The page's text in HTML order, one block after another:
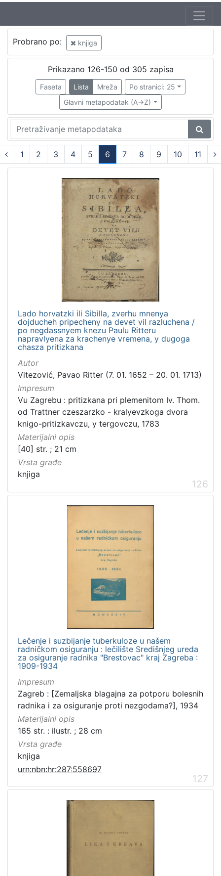
Jezik
hrvatski
87
njemački
5
talijanski
mađarski
1
[
Zagreb na pragu modernog doba
Digitalizirana zagrebačka baština
Obitelji Šubić, Zrinski i Frankopan
Knjige za djecu i mladež
Družba "Braća Hrvatskoga Zmaja"
Zaprešićki autori online
Rječnici
Ilirci
Sport
Izdanja zagrebačkih tiskara 17. i 18. stoljeća
Zbirka
Knjige
Knjige za djecu i mladež
Digitalna zbirka Zaprešića
5
Probrano po: knjiga
Prikazano 126-150 od 305 zapisa
Faseta Lista Mreža
Po stranici: 25
Glavni metapodatak (A->Z)
1 2 3 4 5
6
(current)
7 8 9 10 11
Lado horvatzki ili Sibilla, zverhu mnenya
dojducheh pripecheny na devet vil razluchena /
po negdassnyem knezu Paulu Ritteru
napravlyena za krachenye vremena, y dugoga
chasza pritizkana
Autor
Vitezović, Pavao Ritter (7. 01. 1652 – 20. 01. 1713)
Impresum
Vu Zagrebu : pritizkana pri plemenitom Iv. Thom.
od Trattner czeszarzko - kralyevzkoga dvora
knigo-pritizkavczu, y tergovczu, 1783
Materijalni opis
[40] str. ; 21 cm
Vrsta građe
knjiga
126
Lečenje i suzbijanje tuberkuloze u našem
radničkom osiguranju : lečilište Središnjeg ureda
za osiguranje radnika "Brestovac" kraj Zagreba :
1909-1934
Impresum
Zagreb : [Zemaljska blagajna za potporu bolesnih
radnika i za osiguranje proti nezgodama?], 1934
Materijalni opis
165 str. : ilustr. ; 28 cm
Vrsta građe
knjiga
urn:nbn:hr:287:558697
127